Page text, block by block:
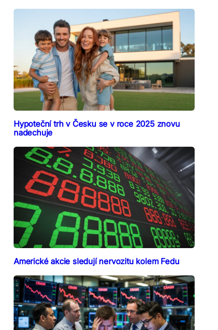
Hypoteční trh v Česku se v roce 2025 znovu
nadechuje
Americké akcie sledují nervozitu kolem Fedu